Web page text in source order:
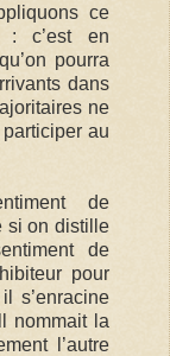
ce
: c’est en
pourra
dans
ne
au
de
si on distille
de
pour
s’enracine
nommait la
l’autre